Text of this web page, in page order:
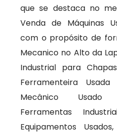
que se destaca no
Venda de Máquinas
com o propósito de
Mecanico no Alto da
Industrial para
Ferramenteira
Mecânico Usado
Ferramentas
Equipamentos